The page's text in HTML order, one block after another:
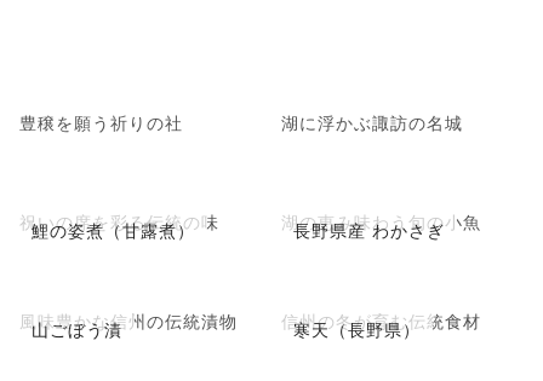
豊穣を願う祈りの社 湖に浮かぶ諏訪の名城
鯉の姿煮（甘露煮）
祝いの席を彩る伝統の味 長野県産 わかさぎ
湖の恵み味わう旬の小魚
山ごぼう漬
風味豊かな信州の伝統漬物 寒天（長野県）
信州の冬が育む伝統食材